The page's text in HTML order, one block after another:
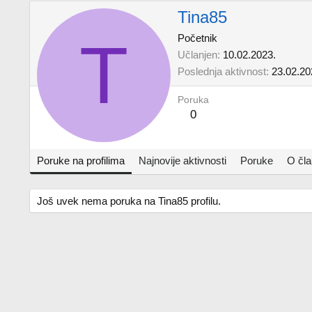
T
Tina85
Početnik
Učlanjen 10.02.2023.
Poslednja aktivnost
Poruka
0
Poruke na profilima Najnovije aktivnosti Poruke O
Još uvek nema poruka na Tina85 profilu.